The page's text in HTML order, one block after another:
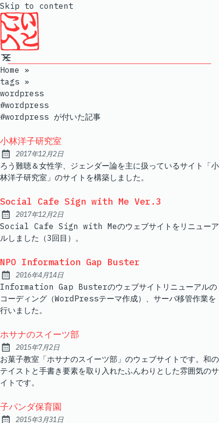
Skip to content
Home
»
tags »
wordpress
#wordpress
#wordpress が付いた記事
小林洋子研究室
Published:
2017年12月2日
ろう難聴＆女性学、ジェンダー論を主に扱っているサイト「小
林洋子研究室」のサイトを構築しました。
Social Cafe Sign with Me Ver.3
Published:
2017年12月2日
Social Cafe Sign with Meのウェブサイトをリニューア
ルしました（3回目）。
NPO Information Gap Buster
Published:
2016年4月14日
Information Gap Busterのウェブサイトリニューアルの
コーディング（WordPressテーマ作成）、サーバ移管作業を
行いました。
ホサナのスイーツ部
Published:
2015年7月2日
お菓子教室「ホサナのスイーツ部」のウェブサイトです。和の
テイストと手書き要素を取り入れたふんわりとした雰囲気のサ
イトです。
子パンダ保育園
2015年3月31日